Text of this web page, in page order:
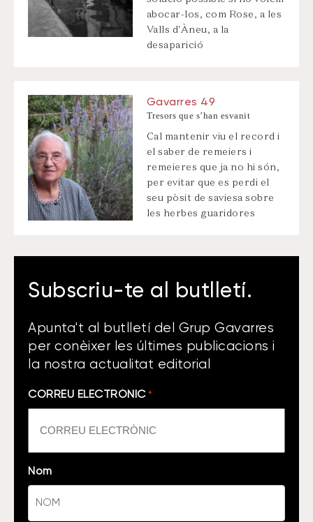
abocar-los, com Rose, a les
Valls d'Àneu, a la
desaparició
Gavarres 49
Tresors que s’han esvanit
Cal mantenir viu el record i
el saber de remeiers i
remeieres que ja no hi són,
per evitar que es perdi el
seu pòsit de saviesa sobre
les herbes guaridores
Subscriu-te al butlletí.
Apunta't al butlletí del Grup Gavarres
per conèixer les últimes publicacions i
la nostra actualitat editorial
CORREU ELECTRÒNIC *
Nom